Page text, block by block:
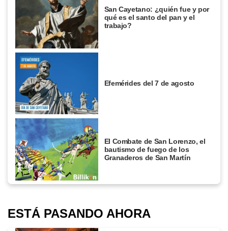
San Cayetano: ¿quién fue y por
qué es el santo del pan y el
trabajo?
Efemérides del 7 de agosto
El Combate de San Lorenzo, el
bautismo de fuego de los
Granaderos de San Martín
ESTÁ PASANDO AHORA